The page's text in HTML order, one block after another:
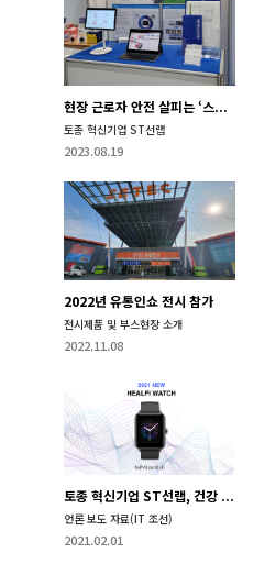
현장 근로자 안전 살피는 ‘스마트밴드’
토종 혁신기업 ST선랩
2023.08.19
2022년 유통인쇼 전시 참가
전시제품 및 부스현장 소개
2022.11.08
토종 혁신기업 ST선랩, 건강 기능 강화한 스마트워치 출시
언론 보도 자료(IT 조선)
2021.02.01